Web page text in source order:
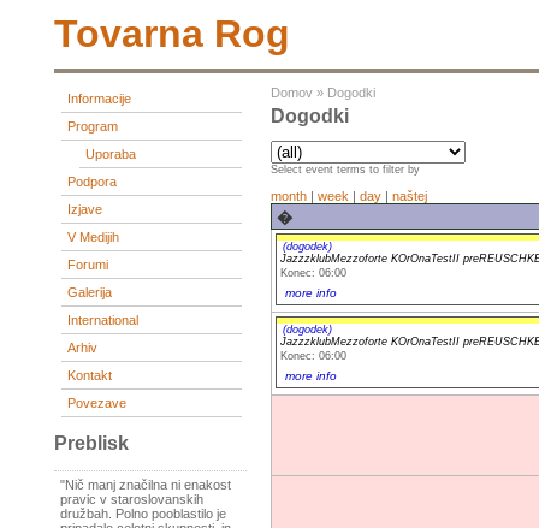
Tovarna Rog
Informacije
Program
Uporaba
Podpora
Izjave
V Medijih
Forumi
Galerija
International
Arhiv
Kontakt
Povezave
Preblisk
"Nič manj značilna ni enakost
pravic v staroslovanskih
družbah. Polno pooblastilo je
Domov » Dogodki
Dogodki
Select event terms to filter by
month | week | day | naštej
�
(dogodek)
JazzzklubMezzoforte KOrOnaTestII
Konec: 06:00
more info
(dogodek)
JazzzklubMezzoforte KOrOnaTestII
Konec: 06:00
more info